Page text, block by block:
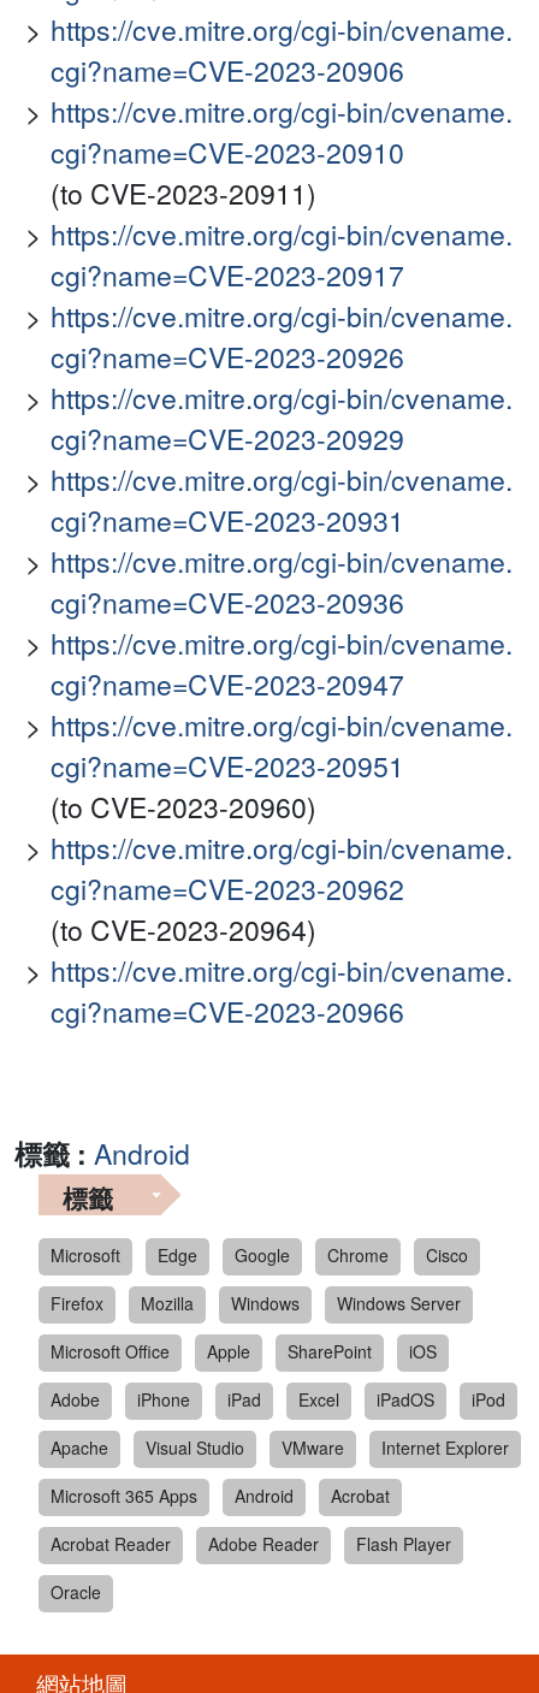
https://cve.mitre.org/cgi-bin/cvename.
cgi?name=CVE-2023-20906
https://cve.mitre.org/cgi-bin/cvename.
cgi?name=CVE-2023-20910
(to CVE-2023-20911)
https://cve.mitre.org/cgi-bin/cvename.
cgi?name=CVE-2023-20917
https://cve.mitre.org/cgi-bin/cvename.
cgi?name=CVE-2023-20926
https://cve.mitre.org/cgi-bin/cvename.
cgi?name=CVE-2023-20929
https://cve.mitre.org/cgi-bin/cvename.
cgi?name=CVE-2023-20931
https://cve.mitre.org/cgi-bin/cvename.
cgi?name=CVE-2023-20936
https://cve.mitre.org/cgi-bin/cvename.
cgi?name=CVE-2023-20947
https://cve.mitre.org/cgi-bin/cvename.
cgi?name=CVE-2023-20951
(to CVE-2023-20960)
https://cve.mitre.org/cgi-bin/cvename.
cgi?name=CVE-2023-20962
(to CVE-2023-20964)
https://cve.mitre.org/cgi-bin/cvename.
cgi?name=CVE-2023-20966
標籤 : Android
標籤
Microsoft Edge Google Chrome
Cisco
Firefox
Mozilla Windows
Windows Server
Microsoft Office
Apple SharePoint
iOS
Adobe
iPhone iPad Excel iPadOS
iPod
Apache
Visual Studio VMware
Internet Explorer
Microsoft 365 Apps
Android
Acrobat
Acrobat Reader
Adobe Reader
Flash Player
Oracle
網站地圖